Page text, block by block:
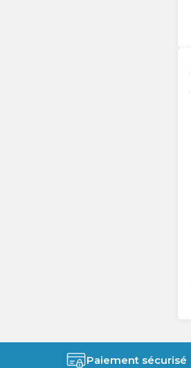
Paiement sécurisé